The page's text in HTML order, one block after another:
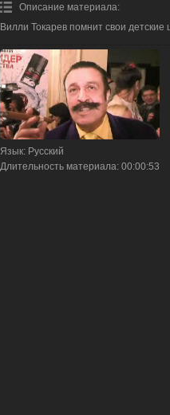
Описание материала:
Вилли Токарев помнит свои
Язык: Русский
Длительность материала: 00:00:53